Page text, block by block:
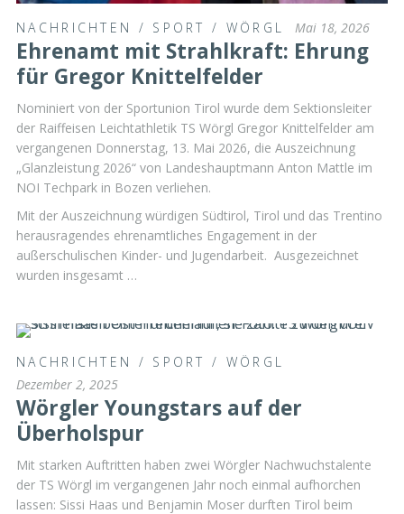
NACHRICHTEN / SPORT / WÖRGL Mai 18, 2026
Ehrenamt mit Strahlkraft: Ehrung
für Gregor Knittelfelder
Nominiert von der Sportunion Tirol wurde dem Sektionsleiter
der Raiffeisen Leichtathletik TS Wörgl Gregor Knittelfelder am
vergangenen Donnerstag, 13. Mai 2026, die Auszeichnung
„Glanzleistung 2026“ von Landeshauptmann Anton Mattle im
NOI Techpark in Bozen verliehen.
Mit der Auszeichnung würdigen Südtirol, Tirol und das Trentino
herausragendes ehrenamtliches Engagement in der
außerschulischen Kinder- und Jugendarbeit. Ausgezeichnet
wurden insgesamt …
NACHRICHTEN / SPORT / WÖRGL
Dezember 2, 2025
Wörgler Youngstars auf der
Überholspur
Mit starken Auftritten haben zwei Wörgler Nachwuchstalente
der TS Wörgl im vergangenen Jahr noch einmal aufhorchen
lassen: Sissi Haas und Benjamin Moser durften Tirol beim